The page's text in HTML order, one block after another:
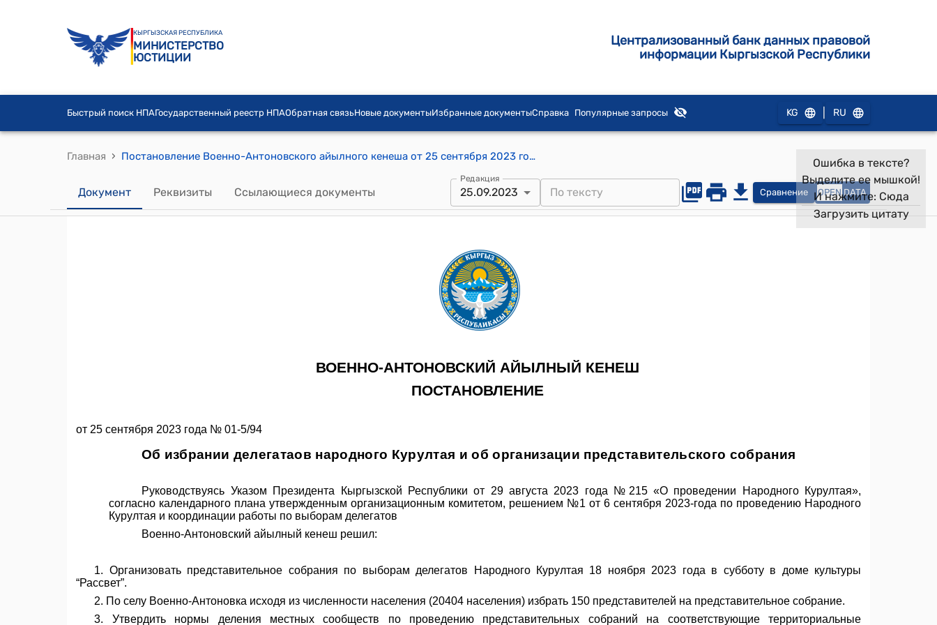
КЫРГЫЗСКАЯ РЕСПУБЛИКА
МИНИСТЕРСТВО
ЮСТИЦИИ
Централизованный банк данных правовой
информации Кыргызской Республики
Быстрый поиск НПАГосударственный реестр НПАОбратная связьНовые документыИзбранные документыСправка Популярные запросы KG RU
Главная › Постановление Военно-Антоновского айылного кенеша от 25 сентября 2023 года № 01-5/94 "Об избрании делегатаов народного Курултая и об организации представительского собрания"
Документ Реквизиты Ссылающиеся документы
Редакция
25.09.2023 Сравнение OPEN DATA
Ошибка в тексте?
Выделите ее мышкой!
И нажмите: Сюда
Загрузить цитату